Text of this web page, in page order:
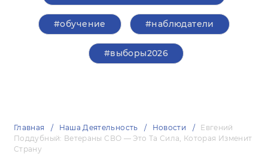
#обучение #наблюдатели
#выборы2026
Главная Наша Деятельность Новости
Евгений
Поддубный: Ветераны СВО — Это Та Сила, Которая Изменит
Страну